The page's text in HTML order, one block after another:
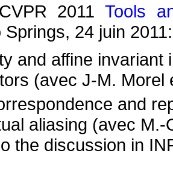
2011 Tools
Springs, 24 juin 2011:
and affine
(avec J-M. Morel
and
aliasing (avec
the discussion in